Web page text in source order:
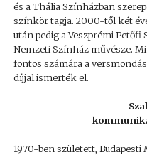
és a Thália Színházban
színkör tagja. 2000-től két
után pedig a Veszprémi
Nemzeti Színház művésze.
fontos számára a
díjjal ismerték el.
1970-ben született, Budapesti